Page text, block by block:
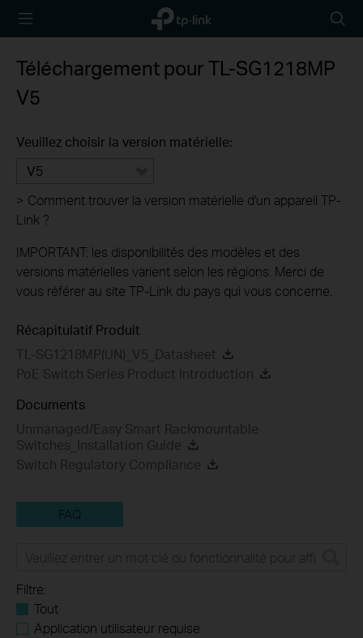
TP-Link,
Reliably
icon
Téléchargement pourTL-SG1218MP
V5
Veuillez choisir la version matérielle:
V5
> Comment trouver la version matérielle d'un appareil TP-
Link ?
IMPORTANT: les disponibilités des modèles et des
versions matérielles varient selon les régions. Merci de
vous référer au site TP-Link du pays qui vous concerne.
Récapitulatif Produit
TL-SG1218MP(UN)_V5_Datasheet
PoE Switch Series Product Introduction
Documents
Unmanaged/Easy Smart Rackmountable
Switches_Installation Guide
Switch Regulatory Compliance
FAQ
Filtre:
Tout
Application utilisateur requise